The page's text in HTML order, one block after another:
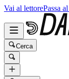
Vai al lettorePassa
Cerca